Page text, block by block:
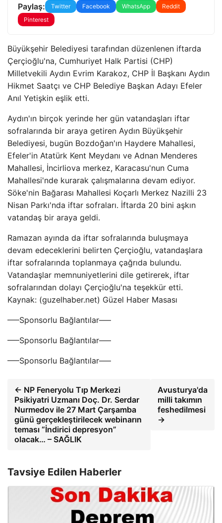
Paylaş: Twitter Facebook WhatsApp
Reddit
Pinterest
Büyükşehir Belediyesi tarafından düzenlenen iftarda
Çerçioğlu'na, Cumhuriyet Halk Partisi (CHP)
Milletvekili Aydın Evrim Karakoz, CHP İl Başkanı Aydın
Hikmet Saatçı ve CHP Belediye Başkan Adayı Efeler
Anıl Yetişkin eşlik etti.
Aydın'ın birçok yerinde her gün vatandaşları iftar
sofralarında bir araya getiren Aydın Büyükşehir
Belediyesi, bugün Bozdoğan'ın Haydere Mahallesi,
Efeler'in Atatürk Kent Meydanı ve Adnan Menderes
Mahallesi, İncirliova merkez, Karacasu'nun Cuma
Mahallesi'nde kurarak çalışmalarına devam ediyor.
Söke'nin Bağarası Mahallesi Koçarlı Merkez Nazilli 23
Nisan Parkı'nda iftar sofraları. İftarda 20 bini aşkın
vatandaş bir araya geldi.
Ramazan ayında da iftar sofralarında buluşmaya
devam edeceklerini belirten Çerçioğlu, vatandaşlara
iftar sofralarında toplanmaya çağrıda bulundu.
Vatandaşlar memnuniyetlerini dile getirerek, iftar
sofralarından dolayı Çerçioğlu'na teşekkür etti.
Kaynak: (guzelhaber.net) Güzel Haber Masası
—–Sponsorlu Bağlantılar—–
—–Sponsorlu Bağlantılar—–
—–Sponsorlu Bağlantılar—–
← NP Feneryolu Tıp Merkezi
Psikiyatri Uzmanı Doç. Dr. Serdar
Nurmedov ile 27 Mart Çarşamba
günü gerçekleştirilecek webinarın
teması “İndirici depresyon”
olacak… – SAĞLIK
Avusturya'da
milli takımın
feshedilmesi
→
Tavsiye Edilen Haberler